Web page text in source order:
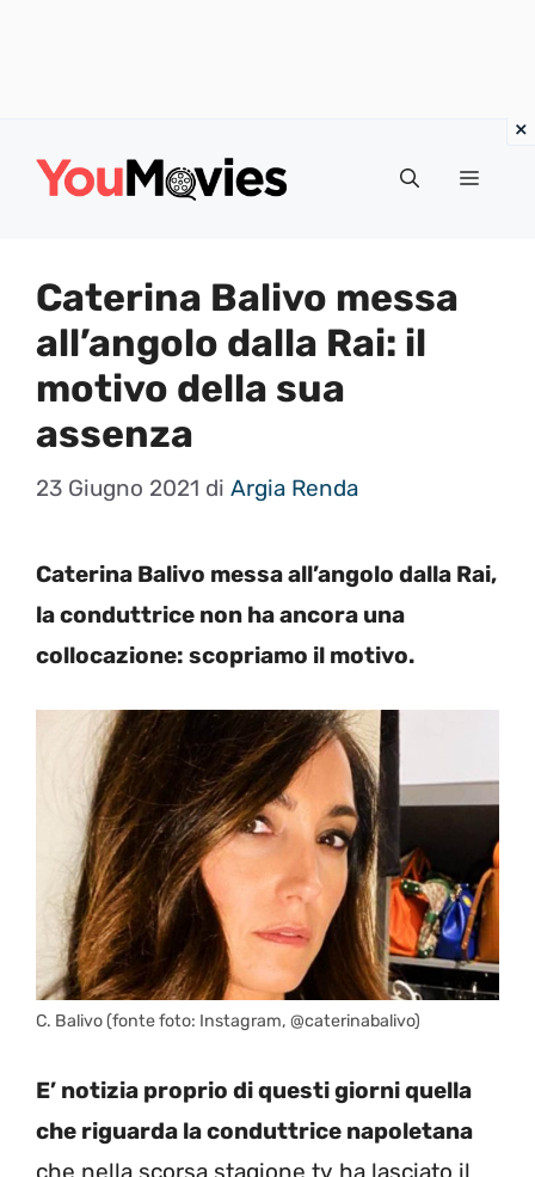
Menu
Caterina Balivo messa
all’angolo dalla Rai: il
motivo della sua
assenza
23 Giugno 2021 di Argia Renda
Caterina Balivo messa all’angolo dalla Rai,
la conduttrice non ha ancora una
collocazione: scopriamo il motivo.
C. Balivo (fonte foto: Instagram, @caterinabalivo)
E’ notizia proprio di questi giorni quella
che riguarda la conduttrice napoletana
che nella scorsa stagione tv ha lasciato il